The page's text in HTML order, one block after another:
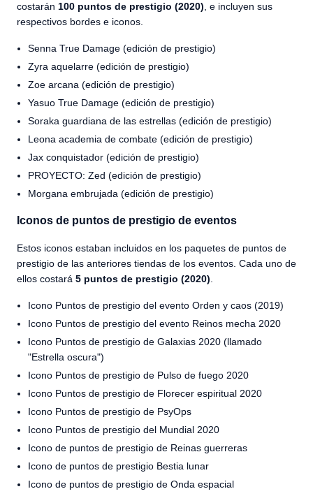
costarán 100 puntos de prestigio (2020) , e incluyen sus
respectivos bordes e iconos.
Senna True Damage (edición de prestigio)
Zyra aquelarre (edición de prestigio)
Zoe arcana (edición de prestigio)
Yasuo True Damage (edición de prestigio)
Soraka guardiana de las estrellas (edición de prestigio)
Leona academia de combate (edición de prestigio)
Jax conquistador (edición de prestigio)
PROYECTO: Zed (edición de prestigio)
Morgana embrujada (edición de prestigio)
Iconos de puntos de prestigio de eventos
Estos iconos estaban incluidos en los paquetes de puntos de
prestigio de las anteriores tiendas de los eventos. Cada uno de
ellos costará 5 puntos de prestigio (2020)
Icono Puntos de prestigio del evento Orden y caos (2019)
Icono Puntos de prestigio del evento Reinos mecha 2020
Icono Puntos de prestigio de Galaxias 2020 (llamado
"Estrella oscura")
Icono Puntos de prestigio de Pulso de fuego 2020
Icono Puntos de prestigio de Florecer espiritual 2020
Icono Puntos de prestigio de PsyOps
Icono Puntos de prestigio del Mundial 2020
Icono de puntos de prestigio de Reinas guerreras
Icono de puntos de prestigio Bestia lunar
Icono de puntos de prestigio de Onda espacial